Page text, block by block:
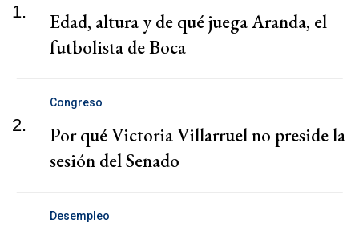
1.
Edad, altura y de qué juega Aranda, el
futbolista de Boca
2.
Congreso
Por qué Victoria Villarruel no preside la
sesión del Senado
Desempleo